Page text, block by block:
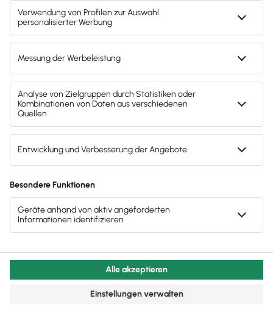
sind
. Wenn nicht, kann eine verdeckte
Gewinnausschüttung vorliegen. Eine solche erhöht
das zu versteuernde Einkommen der Gesellschaft
und führt zu einer Erhöhung der Körperschaftsteuer-
und Gewerbesteuerbelastung sowie zu einem
höheren Solidaritätszuschlag.
Eine verdeckte Gewinnausschüttung liegt vor, wenn
es aufgrund des Gesellschaftsverhältnisses bei der
körperschaftsteuerpflichtigen Gesellschaft
zu einer
Vermögensminderungoder zu einerverhinderten
Vermögensmehrung kommt